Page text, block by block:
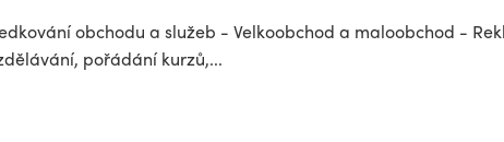
obchodu a služeb - Velkoobchod a maloobchod -
pořádání kurzů,...